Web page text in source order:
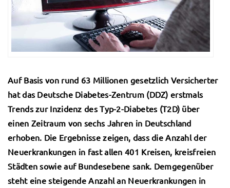
Auf Basis von rund 63 Millionen gesetzlich Versicherter
hat das Deutsche Diabetes-Zentrum (DDZ) erstmals
Trends zur Inzidenz des Typ-2-Diabetes (T2D) über
einen Zeitraum von sechs Jahren in Deutschland
erhoben. Die Ergebnisse zeigen, dass die Anzahl der
Neuerkrankungen in fast allen 401 Kreisen, kreisfreien
Städten sowie auf Bundesebene sank. Demgegenüber
steht eine steigende Anzahl an Neuerkrankungen in